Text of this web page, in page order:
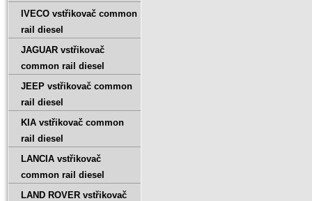
IVECO vstřikovač common
rail diesel
JAGUAR vstřikovač
common rail diesel
JEEP vstřikovač common
rail diesel
KIA vstřikovač common
rail diesel
LANCIA vstřikovač
common rail diesel
LAND ROVER vstřikovač